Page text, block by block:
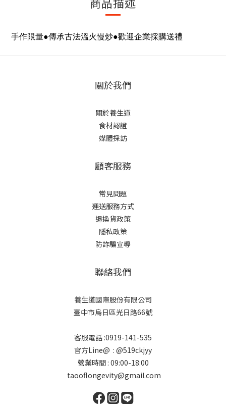
手作限量●傳承古法溫火慢炒●歡迎企業採購送禮
關於我們
關於養生道
食材認證
媒體採訪
顧客服務
常見問題
運送服務方式
退換貨政策
隱私政策
防詐騙宣導
聯絡我們
養生道國際股份有限公司
臺中市烏日區光日路66號
客服電話 :0919-141-535
官方Line@ : @519ckjyy
營業時間 : 09:00-18:00
taooflongevity@gmail.com